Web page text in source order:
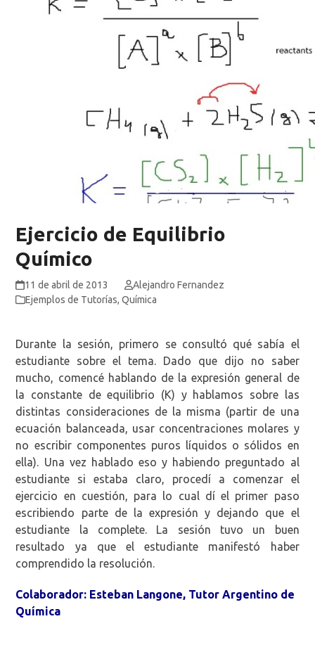
Ejercicio de Equilibrio
Químico
11 de abril de 2013
Alejandro Fernandez
Ejemplos de Tutorías,Química
Durante la sesión, primero se consultó qué sabía el
estudiante sobre el tema. Dado que dijo no saber
mucho, comencé hablando de la expresión general de
la constante de equilibrio (K) y hablamos sobre las
distintas consideraciones de la misma (partir de una
ecuación balanceada, usar concentraciones molares y
no escribir componentes puros líquidos o sólidos en
ella). Una vez hablado eso y habiendo preguntado al
estudiante si estaba claro, procedí a comenzar el
ejercicio en cuestión, para lo cual dí el primer paso
escribiendo parte de la expresión y dejando que el
estudiante la complete. La sesión tuvo un buen
resultado ya que el estudiante manifestó haber
comprendido la resolución.
Colaborador: Esteban Langone, Tutor Argentino de
Química